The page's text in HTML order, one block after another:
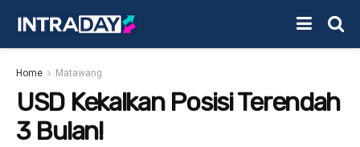
Home Matawang
USD Kekalkan Posisi Terendah
3 Bulan!